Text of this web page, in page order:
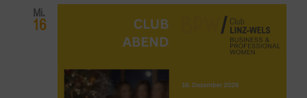
Mi.
16